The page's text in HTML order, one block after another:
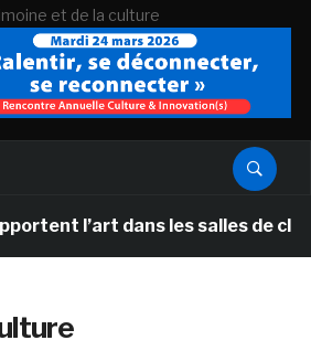
et de la culture
dans les salles de classe des